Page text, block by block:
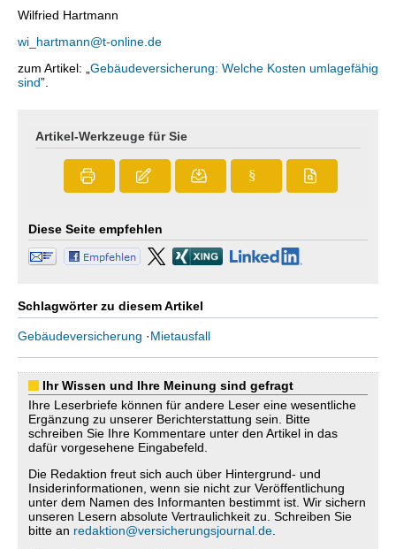
Wilfried Hartmann
wi_hartmann@t-online.de
zum Artikel: „ Gebäudeversicherung: Welche Kosten umlagefähig
sind”.
Artikel-Werkzeuge für Sie
§
Diese Seite empfehlen
Schlagwörter zu diesem Artikel
Gebäudeversicherung ·Mietausfall
Ihr Wissen und Ihre Meinung sind gefragt
Ihre Leserbriefe können für andere Leser eine wesentliche
Ergänzung zu unserer Berichterstattung sein. Bitte
schreiben Sie Ihre Kommentare unter den Artikel in das
dafür vorgesehene Eingabefeld.
Die Redaktion freut sich auch über Hintergrund- und
Insiderinformationen, wenn sie nicht zur Veröffentlichung
unter dem Namen des Informanten bestimmt ist. Wir sichern
unseren Lesern absolute Vertraulichkeit zu. Schreiben Sie
bitte an redaktion@versicherungsjournal.de